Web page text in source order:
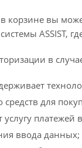
корзине вы
ASSIST,
в
средств для
платежей
ввода данных;